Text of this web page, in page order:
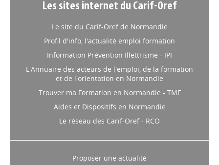
Les sites internet du Carif-Oref
Le site du Carif-Oref de Normandie
Profil d'info, l'actualité emploi formation
Information Prévention Illettrisme - IPI
L'Annuaire des acteurs de l'emploi, de la formation
et de l'orientation en Normandie
Trouver ma Formation en Normandie - TMF
Aides et Dispositifs en Normandie
Le réseau des Carif-Oref - RCO
Proposer une actualité